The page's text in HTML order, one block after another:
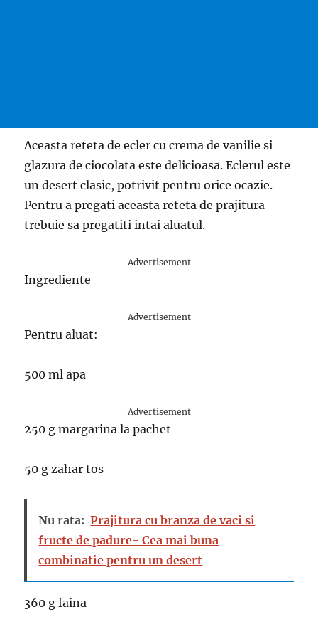
Aceasta reteta de ecler cu crema de vanilie si
glazura de ciocolata este delicioasa. Eclerul este
un desert clasic, potrivit pentru orice ocazie.
Pentru a pregati aceasta reteta de prajitura
trebuie sa pregatiti intai aluatul.
Advertisement
Ingrediente
Advertisement
Pentru aluat:
500 ml apa
Advertisement
250 g margarina la pachet
50 g zahar tos
Nu rata: Prajitura cu branza de vaci si
fructe de padure- Cea mai buna
combinatie pentru un desert
360 g faina